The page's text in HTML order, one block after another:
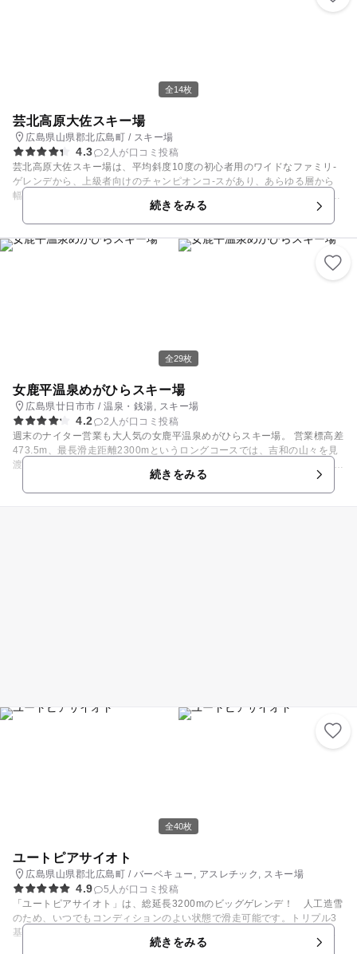
全14枚
芸北高原大佐スキー場
広島県山県郡北広島町 / スキー場
4.3
2人が口コミ投稿
芸北高原大佐スキー場は、平均斜度10度の初心者用のワイドなファミリ-
ゲレンデから、上級者向けのチャンピオンコ-スがあり、あらゆる層から
幅広く利用されています。レストランはもちろん、リラクゼーションルー
ムにスノーコンビニ、授乳施設もあるキッズルームなど、家族連れに優し
い設備が充実しています。動く歩道のスノーウォークも完備のキッズゲレ
ンデで、お子様もパパママも大満足間違いなしのスキー場です。 【スキー
場情報】 例年12月下旬～3月
続きをみる
全29枚
女鹿平温泉めがひらスキー場
広島県廿日市市 / 温泉・銭湯, スキー場
4.2
2人が口コミ投稿
週末のナイター営業も大人気の女鹿平温泉めがひらスキー場。 営業標高差
473.5m、最長滑走距離2300mというロングコースでは、吉和の山々を見
渡す絶景クルージングが楽しめます。 スキーの後はクアガーデン＆温泉が
おすすめ。寒さでちぢこまった手足もゆっくりと解きほぐしてくれます。
【スキー場情報】 例年12月中旬頃～翌年3月中旬頃
続きをみる
全40枚
ユートピアサイオト
広島県山県郡北広島町 / バーベキュー, アスレチック, スキー場
4.9
5人が口コミ投稿
「ユートピアサイオト」は、総延長3200mのビッグゲレンデ！ 人工造雪
のため、いつでもコンディションのよい状態で滑走可能です。トリプル3
基、ペア3基の高速リフトでスイスイ目指すコースへ向かったら、一気に
ダウンヒルでエキサイティング！ ビギナー専用エリアや、充実＆快適設備続きをみる